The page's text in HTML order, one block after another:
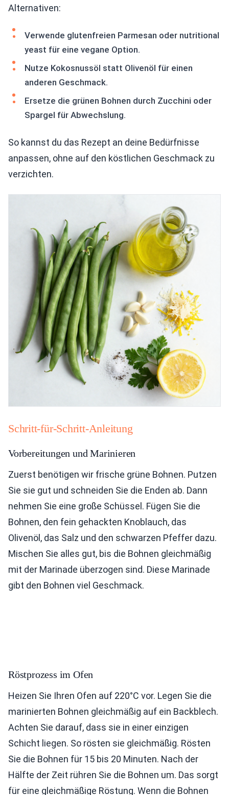
Alternativen:
Verwende glutenfreien Parmesan oder nutritional
yeast für eine vegane Option.
Nutze Kokosnussöl statt Olivenöl für einen
anderen Geschmack.
Ersetze die grünen Bohnen durch Zucchini oder
Spargel für Abwechslung.
So kannst du das Rezept an deine Bedürfnisse
anpassen, ohne auf den köstlichen Geschmack zu
verzichten.
Schritt-für-Schritt-Anleitung
Vorbereitungen und Marinieren
Zuerst benötigen wir frische grüne Bohnen. Putzen
Sie sie gut und schneiden Sie die Enden ab. Dann
nehmen Sie eine große Schüssel. Fügen Sie die
Bohnen, den fein gehackten Knoblauch, das
Olivenöl, das Salz und den schwarzen Pfeffer dazu.
Mischen Sie alles gut, bis die Bohnen gleichmäßig
mit der Marinade überzogen sind. Diese Marinade
gibt den Bohnen viel Geschmack.
Röstprozess im Ofen
Heizen Sie Ihren Ofen auf 220°C vor. Legen Sie die
marinierten Bohnen gleichmäßig auf ein Backblech.
Achten Sie darauf, dass sie in einer einzigen
Schicht liegen. So rösten sie gleichmäßig. Rösten
Sie die Bohnen für 15 bis 20 Minuten. Nach der
Hälfte der Zeit rühren Sie die Bohnen um. Das sorgt
für eine gleichmäßige Röstung. Wenn die Bohnen